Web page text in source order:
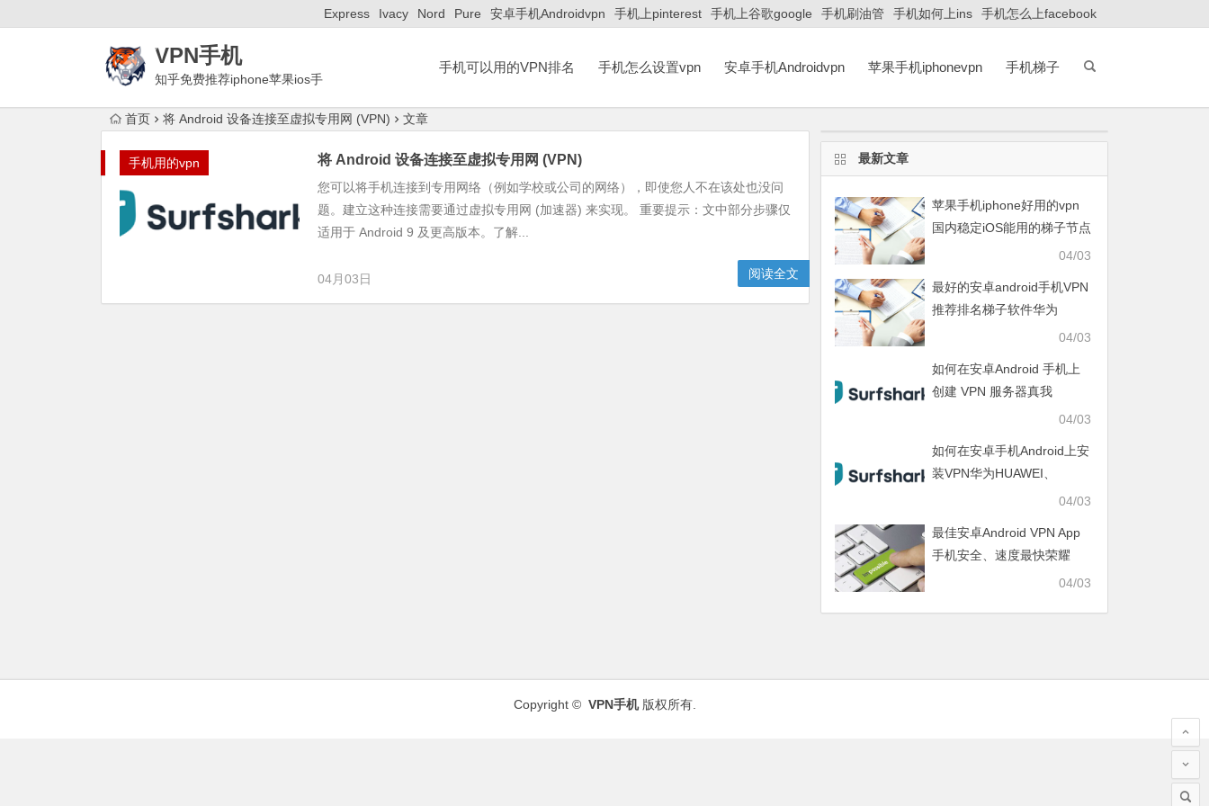
Express Ivacy Nord Pure 安卓手机Androidvpn 手机上pinterest 手机上谷歌google 手机刷油管 手机如何上ins 手机怎么上facebook
VPN手机
知乎免费推荐iphone苹果ios手
手机可以用的VPN排名 手机怎么设置vpn 安卓手机Androidvpn 苹果手机iphonevpn 手机梯子
首页 将 Android 设备连接至虚拟专用网 (VPN) 文章
手机用的vpn 将 Android 设备连接至虚拟专用网 (VPN)
您可以将手机连接到专用网络（例如学校或公司的网络），即使您人不在该处也没问
题。建立这种连接需要通过虚拟专用网 (加速器) 来实现。 重要提示：文中部分步骤仅
适用于 Android 9 及更高版本。了解...
04月03日 阅读全文
最新文章
苹果手机iphone好用的vpn
国内稳定iOS能用的梯子节点
04/03
最好的安卓android手机VPN
推荐排名梯子软件华为
HUAWEI、OPPO、VIVO、
04/03
如何在安卓Android 手机上
创建 VPN 服务器真我
星
04/03
如何在安卓手机Android上安
装VPN华为HUAWEI、
04/03
最佳安卓Android VPN App
手机安全、速度最快荣耀
HONOR、真我realme、04/03
Copyright © VPN手机版权所有.